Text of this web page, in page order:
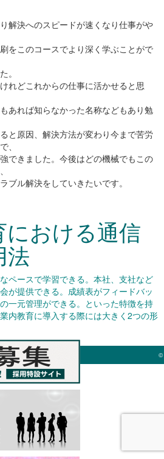
解決へのスピードが速くなり仕事がや
をこのコースでより深く学ぶことがで
。
れどこれからの仕事に活かせると思
あれば知らなかった名称などもあり勉
と原因、解決方法が変わり今まで苦労
、
できました。今後はどの機械でもこの
ブル解決をしていきたいです。
における通信
法
ペースで学習できる。本社、支社など
が提供できる。成績表がフィードバッ
一元管理ができる。といった特徴を持
内教育に導入する際には大きく2つの形
©